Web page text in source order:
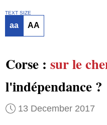
TEXT SIZE
aa AA
Corse : sur le
l'indépendance ?
13 December 2017